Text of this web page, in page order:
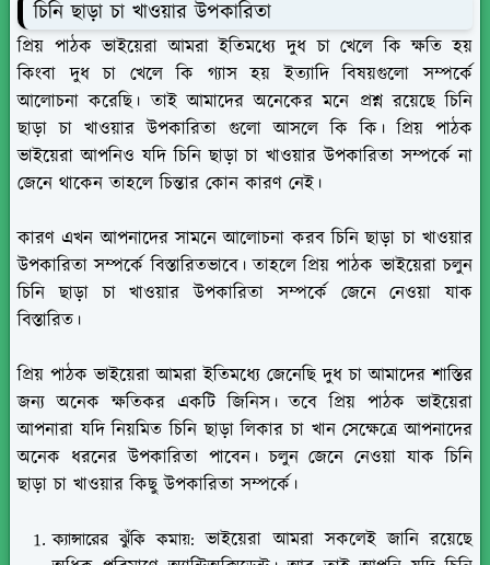
চিনি ছাড়া চা খাওয়ার উপকারিতা
প্রিয় পাঠক ভাইয়েরা আমরা ইতিমধ্যে দুধ চা খেলে কি ক্ষতি হয়
কিংবা দুধ চা খেলে কি গ্যাস হয় ইত্যাদি বিষয়গুলো সম্পর্কে
আলোচনা করেছি। তাই আমাদের অনেকের মনে প্রশ্ন রয়েছে চিনি
ছাড়া চা খাওয়ার উপকারিতা গুলো আসলে কি কি। প্রিয় পাঠক
ভাইয়েরা আপনিও যদি চিনি ছাড়া চা খাওয়ার উপকারিতা সম্পর্কে না
জেনে থাকেন তাহলে চিন্তার কোন কারণ নেই।
কারণ এখন আপনাদের সামনে আলোচনা করব চিনি ছাড়া চা খাওয়ার
উপকারিতা সম্পর্কে বিস্তারিতভাবে। তাহলে প্রিয় পাঠক ভাইয়েরা চলুন
চিনি ছাড়া চা খাওয়ার উপকারিতা সম্পর্কে জেনে নেওয়া যাক
বিস্তারিত।
প্রিয় পাঠক ভাইয়েরা আমরা ইতিমধ্যে জেনেছি দুধ চা আমাদের শাস্তির
জন্য অনেক ক্ষতিকর একটি জিনিস। তবে প্রিয় পাঠক ভাইয়েরা
আপনারা যদি নিয়মিত চিনি ছাড়া লিকার চা খান সেক্ষেত্রে আপনাদের
অনেক ধরনের উপকারিতা পাবেন। চলুন জেনে নেওয়া যাক চিনি
ছাড়া চা খাওয়ার কিছু উপকারিতা সম্পর্কে।
ক্যান্সারের ঝুঁকি কমায়: ভাইয়েরা আমরা সকলেই জানি রয়েছে